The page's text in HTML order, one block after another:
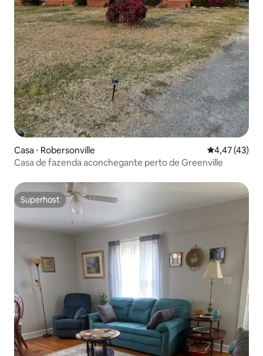
Casa ⋅ Robersonville 4,47 de uma
4,47 (43)
Casa de fazenda aconchegante perto de Greenville
Superhost
Superhost